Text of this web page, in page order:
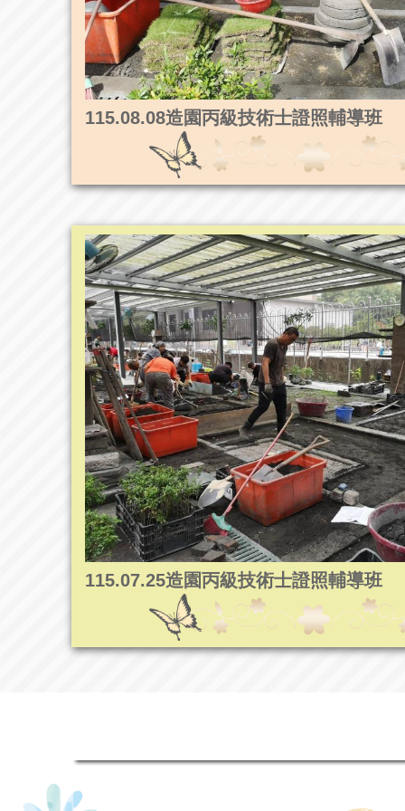
115.08.08造園丙級技術士證照輔導班
115.07.25造園丙級技術士證照輔導班